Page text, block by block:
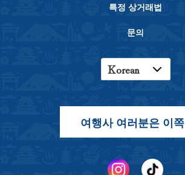
특정 상거래법
문의
Korean
Chinese
여행사 여러분은 이쪽